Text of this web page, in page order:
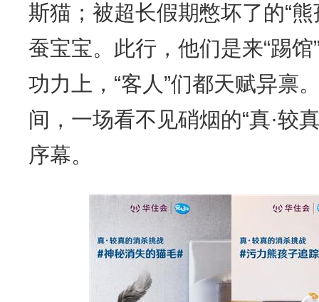
斯猫；被超长假期憋坏了的“
蚕宝宝。此行，他们是来“踢
功力上，“客人”们都天赋异禀
间，一场看不见硝烟的“真·较
序幕。